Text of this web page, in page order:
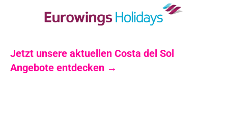
Jetzt unsere aktuellen Costa del Sol
Angebote entdecken →